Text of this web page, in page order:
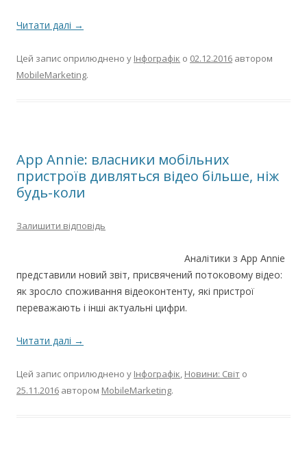
Читати далі →
Цей запис оприлюднено у Інфографік о 02.12.2016 автором
MobileMarketing.
App Annie: власники мобільних
пристроїв дивляться відео більше, ніж
будь-коли
Залишити відповідь
Аналітики з App Annie
представили новий звіт, присвячений потоковому відео:
як зросло споживання відеоконтенту, які пристрої
переважають і інші актуальні цифри.
Читати далі →
Цей запис оприлюднено у Інфографік, Новини: Світ о
25.11.2016 автором MobileMarketing.